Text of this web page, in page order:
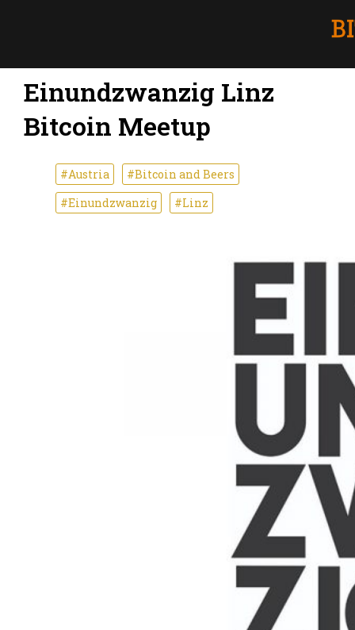
Einundzwanzig Linz
Bitcoin Meetup
#Austria
#Bitcoin and Beers
#Einundzwanzig
#Linz